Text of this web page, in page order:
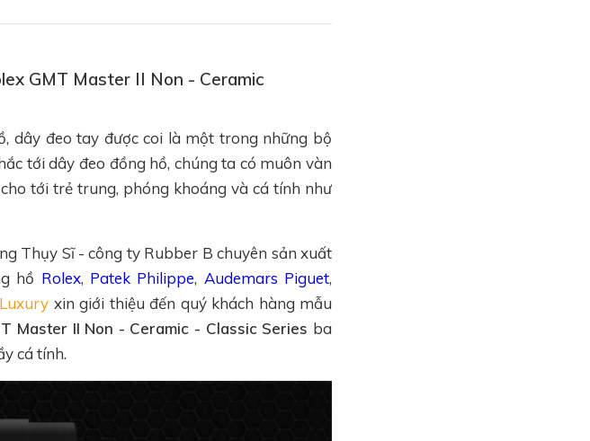
GMT Master II Non - Ceramic
dây đeo tay được coi là một trong những bộ
tới dây đeo đồng hồ, chúng ta có muôn vàn
tới trẻ trung, phóng khoáng và cá tính như
Thụy Sĩ - công ty Rubber B chuyên sản xuất
hồ Rolex, Patek Philippe, Audemars Piguet,
xin giới thiệu đến quý khách hàng mẫu
Master II Non - Ceramic - Classic Series ba
cá tính.